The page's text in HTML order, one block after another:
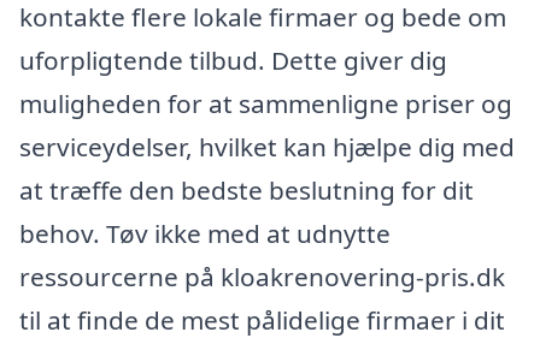
kontakte flere lokale firmaer og bede om
uforpligtende tilbud. Dette giver dig
muligheden for at sammenligne priser og
serviceydelser, hvilket kan hjælpe dig med
at træffe den bedste beslutning for dit
behov. Tøv ikke med at udnytte
ressourcerne på kloakrenovering-pris.dk
til at finde de mest pålidelige firmaer i dit